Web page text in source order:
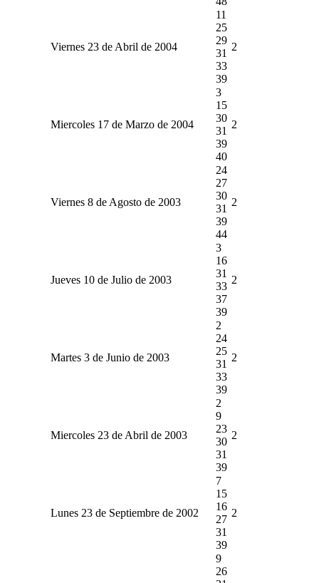
Viernes 23 de Abril de 2004
11
25
29
31
33
39
2
Miercoles 17 de Marzo de 2004
3
15
30
31
39
40
2
Viernes 8 de Agosto de 2003
24
27
30
31
39
44
2
Jueves 10 de Julio de 2003
3
16
31
33
37
39
2
Martes 3 de Junio de 2003
2
24
25
31
33
39
2
Miercoles 23 de Abril de 2003
2
9
23
30
31
39
2
Lunes 23 de Septiembre de 2002
7
15
16
27
31
39
2
9
26